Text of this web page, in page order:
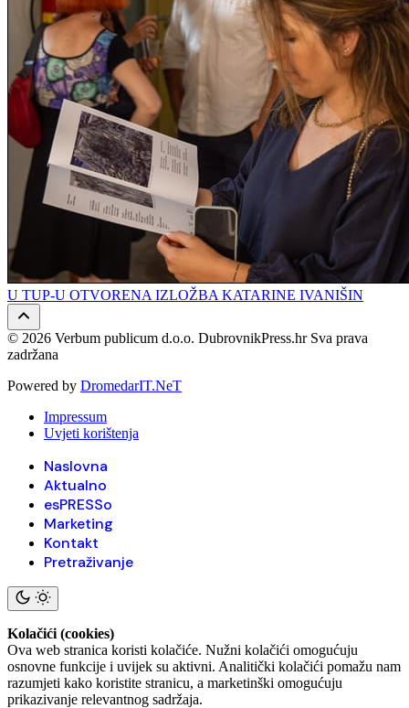
U TUP-U OTVORENA IZLOŽBA KATARINE IVANIŠIN
© 2026 Verbum publicum d.o.o. DubrovnikPress.hr Sva prava
zadržana
Powered by DromedarIT.NeT
Impressum
Uvjeti korištenja
Naslovna
Aktualno
esPRESSo
Marketing
Kontakt
Pretraživanje
Kolačići (cookies)
Ova web stranica koristi kolačiće. Nužni kolačići omogućuju
osnovne funkcije i uvijek su aktivni. Analitički kolačići pomažu nam
razumjeti kako koristite stranicu, a marketinški omogućuju
prikazivanje relevantnog sadržaja.